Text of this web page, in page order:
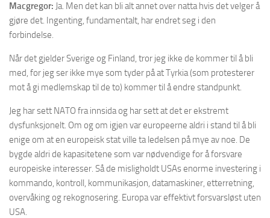
Macgregor: Ja. Men det kan bli alt annet over natta hvis det velger å
gjøre det. Ingenting, fundamentalt, har endret seg i den
forbindelse.
Når det gjelder Sverige og Finland, tror jeg ikke de kommer til å bli
med, for jeg ser ikke mye som tyder på at Tyrkia (som protesterer
mot å gi medlemskap til de to) kommer til å endre standpunkt.
Jeg har sett NATO fra innsida og har sett at det er ekstremt
dysfunksjonelt. Om og om igjen var europeerne aldri i stand til å bli
enige om at en europeisk stat ville ta ledelsen på mye av noe. De
bygde aldri de kapasitetene som var nødvendige for å forsvare
europeiske interesser. Så de misligholdt USAs enorme investering i
kommando, kontroll, kommunikasjon, datamaskiner, etterretning,
overvåking og rekognosering. Europa var effektivt forsvarsløst uten
USA.